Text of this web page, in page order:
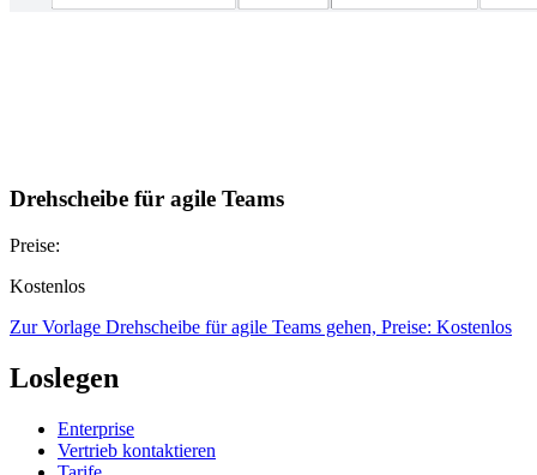
Drehscheibe für agile Teams
Preise:
Kostenlos
Zur Vorlage Drehscheibe für agile Teams gehen, Preise: Kostenlos
Loslegen
Enterprise
Vertrieb kontaktieren